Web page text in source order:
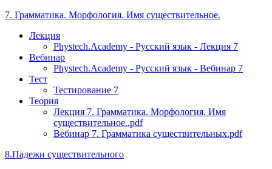
7. Грамматика. Морфология. Имя существительное.
Лекция
Phystech.Academy - Русский язык - Лекция 7
Вебинар
Phystech.Academy - Русский язык - Вебинар 7
Тест
Тестирование 7
Теория
Лекция 7. Грамматика. Морфология. Имя
существительное..pdf
Вебинар 7. Грамматика существительных.pdf
8.Падежи существительного